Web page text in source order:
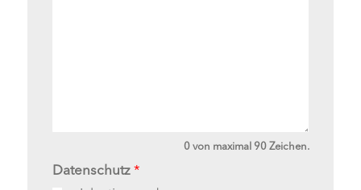
0 von maximal 90 Zeichen.
Datenschutz*